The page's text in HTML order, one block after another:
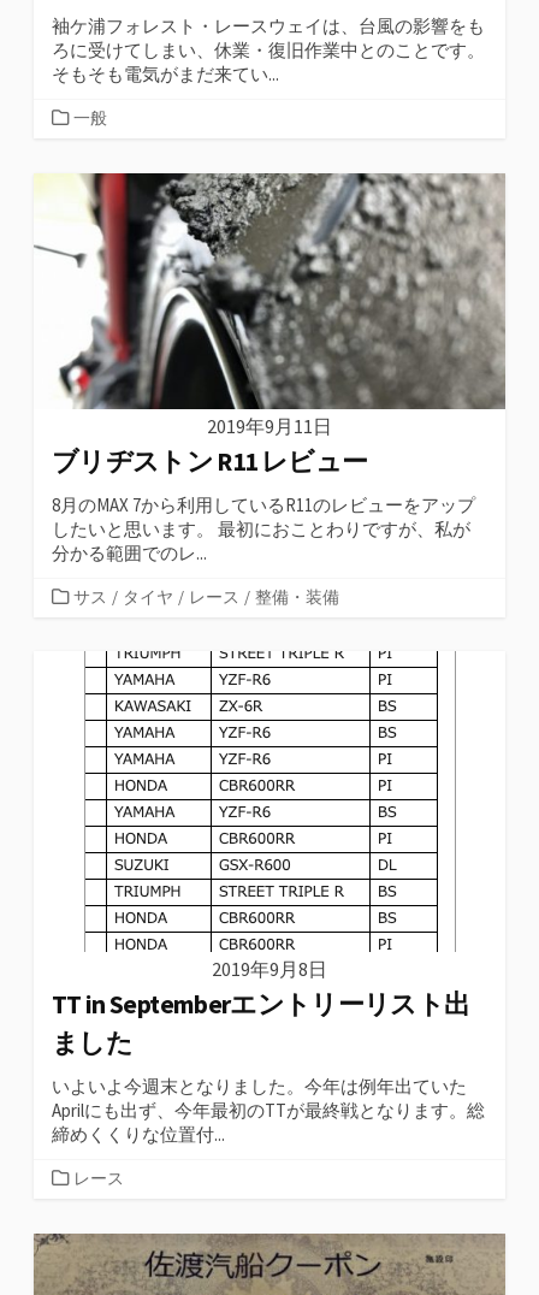
袖ケ浦フォレスト・レースウェイは、台風の影響をも
ろに受けてしまい、休業・復旧作業中とのことです。
そもそも電気がまだ来てい...
カ
ゴ
一般
2019年9月11日
ブリヂストン R11 レビュー
8月のMAX 7から利用しているR11のレビューをアップ
したいと思います。 最初におことわりですが、私が
分かる範囲でのレ...
カサス / タイヤ / レース / 整備・装備
2019年9月8日
TT in Septemberエントリーリスト出
ました
いよいよ今週末となりました。今年は例年出ていた
Aprilにも出ず、今年最初のTTが最終戦となります。総
締めくくりな位置付...
カ
ゴ
リ
ー
レース